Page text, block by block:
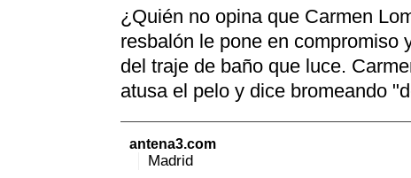
¿Quién no opina que Carmen
resbalón le pone en compromiso
del traje de baño que luce.
atusa el pelo y dice bromeando
antena3.com
Madrid